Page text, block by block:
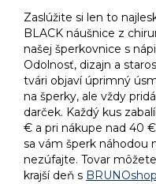
Zaslúžite si len to
BLACK náušnice z
našej šperkovnice s
Odolnosť, dizajn a
tvári objaví úprimný
na šperky, ale vždy
darček. Každý kus
€ a pri nákupe nad 40
sa vám šperk náhodou
nezúfajte. Tovar
krajší deň s BRUNOshop